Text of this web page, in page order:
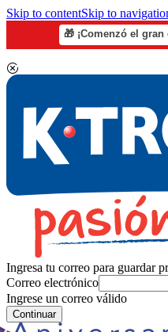
Skip to contentSkip to
🎁 ¡Comenzó el
Ingresa tu correo para guardar
Correo electrónico
Ingrese un correo válido
Continuar